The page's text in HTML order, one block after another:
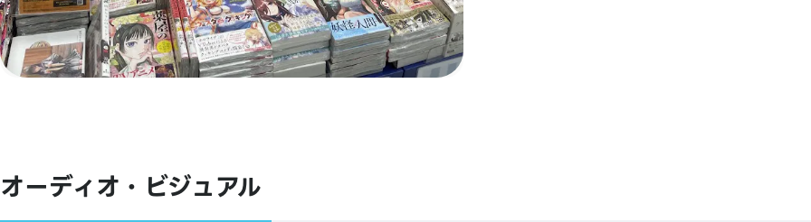
オーディオ・ビジュアル